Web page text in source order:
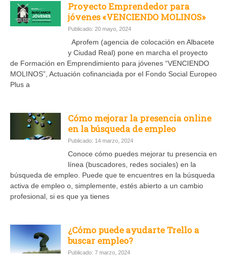
Proyecto Emprendedor para
jóvenes «VENCIENDO MOLINOS»
Publicado: 20 mayo, 2024
Aprofem (agencia de colocación en Albacete
y Ciudad Real) pone en marcha el proyecto
de Formación en Emprendimiento para jóvenes “VENCIENDO
MOLINOS”, Actuación cofinanciada por el Fondo Social Europeo
Plus a
Cómo mejorar la presencia online
en la búsqueda de empleo
Publicado: 14 marzo, 2024
Conoce cómo puedes mejorar tu presencia en
línea (buscadores, redes sociales) en la
búsqueda de empleo. Puede que te encuentres en la búsqueda
activa de empleo o, simplemente, estés abierto a un cambio
profesional, si es que ya tienes
¿Cómo puede ayudarte Trello a
buscar empleo?
Publicado: 7 marzo, 2024